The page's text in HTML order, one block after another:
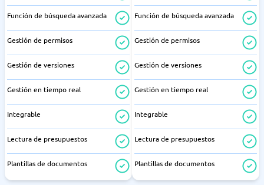
Función de búsqueda avanzada
Gestión de permisos
Gestión de versiones
Gestión en tiempo real
Integrable
Lectura de presupuestos
Plantillas de documentos
Función de búsqueda avanzada
Gestión de permisos
Gestión de versiones
Gestión en tiempo real
Integrable
Lectura de presupuestos
Plantillas de documentos